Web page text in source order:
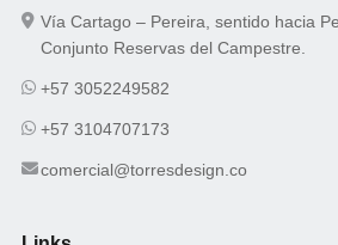
Vía Cartago – Pereira, sentido hacia
Conjunto Reservas del Campestre.
+57 3052249582
+57 3104707173
comercial@torresdesign.co